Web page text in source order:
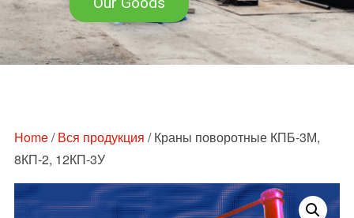
Home/Вся продукция / Краны поворотные КПБ-3М,
8КП-2, 12КП-3У